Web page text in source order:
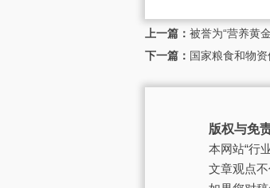
上一篇： 被誉为“营养黄
下一篇： 国家粮食和物
版权与免
本网站“行
文章观点